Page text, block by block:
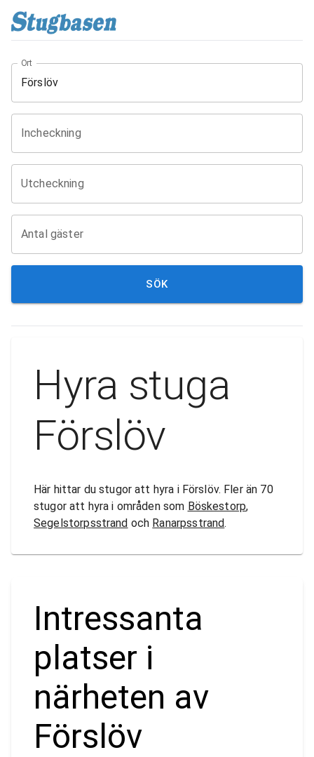
Ort
Incheckning
Utcheckning
Antal gäster
SÖK
Hyra stuga
Förslöv
Här hittar du stugor att hyra i Förslöv. Fler än 70
stugor att hyra i områden som Böskestorp,
Segelstorpsstrand och Ranarpsstrand.
Intressanta
platser i
närheten av
Förslöv